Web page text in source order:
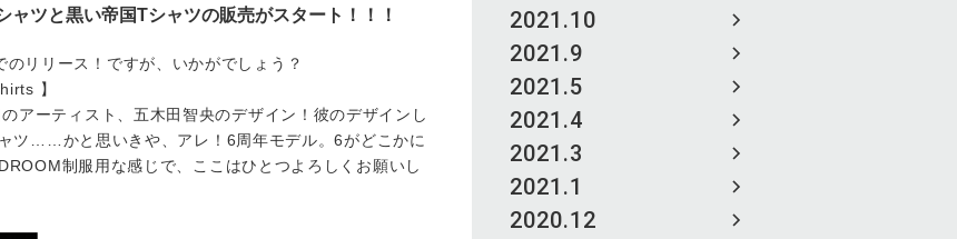
2021.10
2021.9
2021.5
2021.4
2021.3
2021.1
2020.12
ツと黒い帝国Tシャツの販売がスタート！！！
リリース！ですが、いかがでしょう？
】
アーティスト、五木田智央のデザイン！彼のデザインし
ツ……かと思いきや、アレ！6周年モデル。6がどこかに
制服用な感じで、ここはひとつよろしくお願いし